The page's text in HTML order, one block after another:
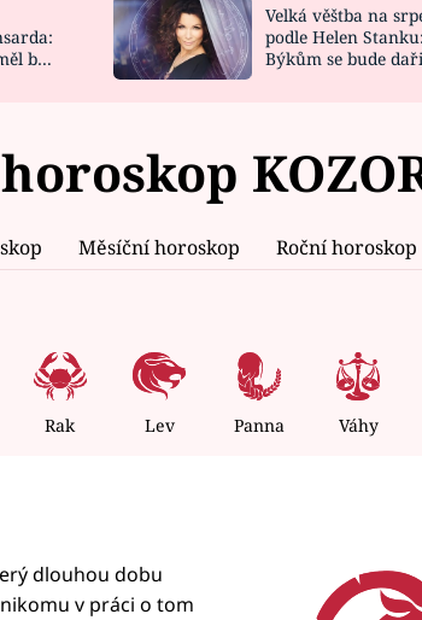
NOVINKY
VIDEORECEPTY
by
Velká věštba na
podle Helen Stanku:
Býkům se bude
Měsíční horoskop Roční horoskop
Rak Lev Panna Váhy
dlouhou dobu
v práci o tom